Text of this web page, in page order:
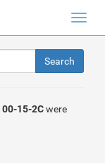
00-15-2Cwere